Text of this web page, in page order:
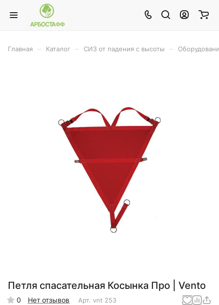
Главная Каталог СИЗ от падения с высоты
Петля спасательная Косынка Про | Vento
0 Нет отзывов Арт. vnt 253